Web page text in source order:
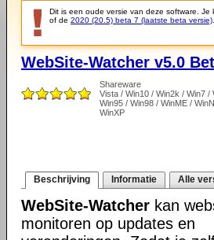
Dit is een oude versie van deze software. Je
of de 2020 (20.5) beta 7 (laatste beta versie)
WebSite-Watcher v5.0
Shareware
Vista / Win10 / Win2k / Win7 /
Win95 / Win98 / WinME /
WinXP
Beschrijving Informatie Alle
WebSite-Watcher kan
monitoren op updates en